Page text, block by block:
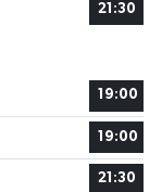
21:30
19:00
19:00
21:30